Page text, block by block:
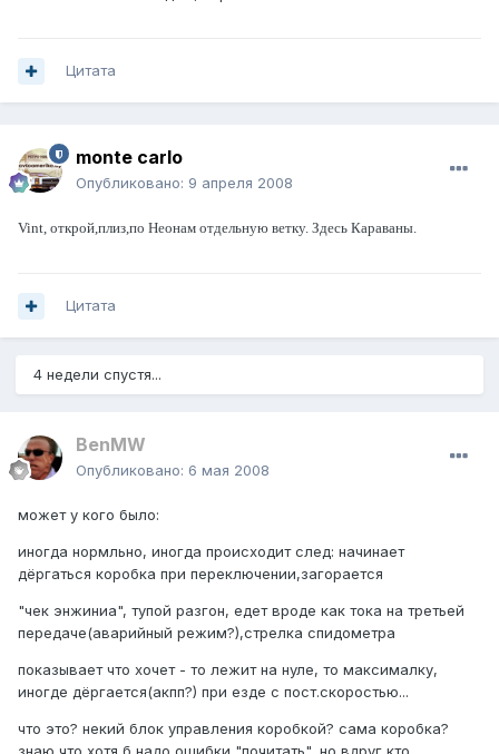
Цитата
monte carlo
Опубликовано: 9 апреля 2008
Vint, открой,плиз,по Неонам отдельную ветку. Здесь Караваны.
Цитата
4 недели спустя...
BenMW
Опубликовано: 6 мая 2008
может у кого было:
иногда нормльно, иногда происходит след: начинает
дёргаться коробка при переключении,загорается
"чек энжиниа", тупой разгон, едет вроде как тока на третьей
передаче(аварийный режим?),стрелка спидометра
показывает что хочет - то лежит на нуле, то максималку,
иногде дёргается(акпп?) при езде с пост.скоростью...
что это? некий блок управления коробкой? сама коробка?